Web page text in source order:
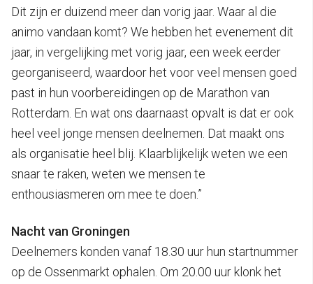
Dit zijn er duizend meer dan vorig jaar. Waar al die
animo vandaan komt? We hebben het evenement dit
jaar, in vergelijking met vorig jaar, een week eerder
georganiseerd, waardoor het voor veel mensen goed
past in hun voorbereidingen op de Marathon van
Rotterdam. En wat ons daarnaast opvalt is dat er ook
heel veel jonge mensen deelnemen. Dat maakt ons
als organisatie heel blij. Klaarblijkelijk weten we een
snaar te raken, weten we mensen te
enthousiasmeren om mee te doen.”
Nacht van Groningen
Deelnemers konden vanaf 18.30 uur hun startnummer
op de Ossenmarkt ophalen. Om 20.00 uur klonk het